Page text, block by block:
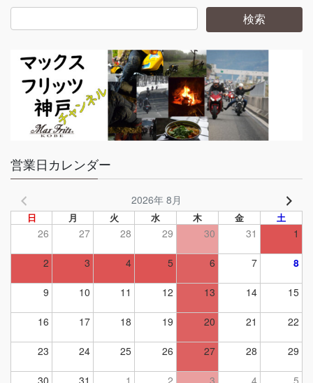
営業日カレンダー
2026年 8月
日 月 火 水 木 金 土
26 27 28 29 30 31 1
2 3 4 5 6 7 8
9 10 11 12 13 14 15
16 17 18 19 20 21 22
23 24 25 26 27 28 29